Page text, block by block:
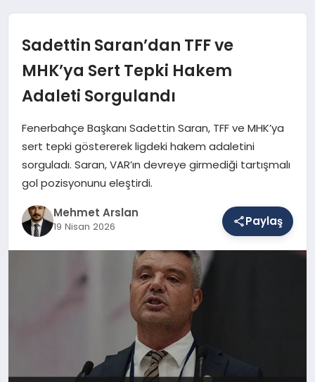
EKONOMI
SPOR
SAĞLIK
EĞITIM
Sadettin Saran’dan TFF ve
MHK’ya Sert Tepki Hakem
Adaleti Sorgulandı
Fenerbahçe Başkanı Sadettin Saran, TFF ve MHK’ya
sert tepki göstererek ligdeki hakem adaletini
sorguladı. Saran, VAR’ın devreye girmediği tartışmalı
gol pozisyonunu eleştirdi.
Mehmet Arslan
19 Nisan 2026 Paylaş